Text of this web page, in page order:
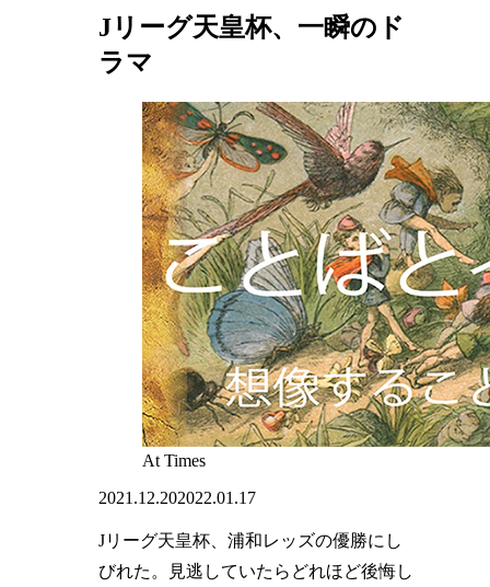
Jリーグ天皇杯、一瞬のド
ラマ
At Times
2021.12.202022.01.17
Jリーグ天皇杯、浦和レッズの優勝にし
びれた。見逃していたらどれほど後悔し